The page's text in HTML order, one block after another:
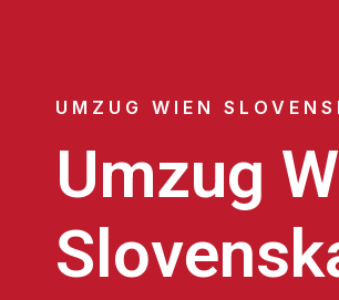
UMZUG WIEN
Umzug